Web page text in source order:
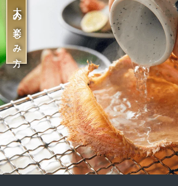
大人の楽しみ方